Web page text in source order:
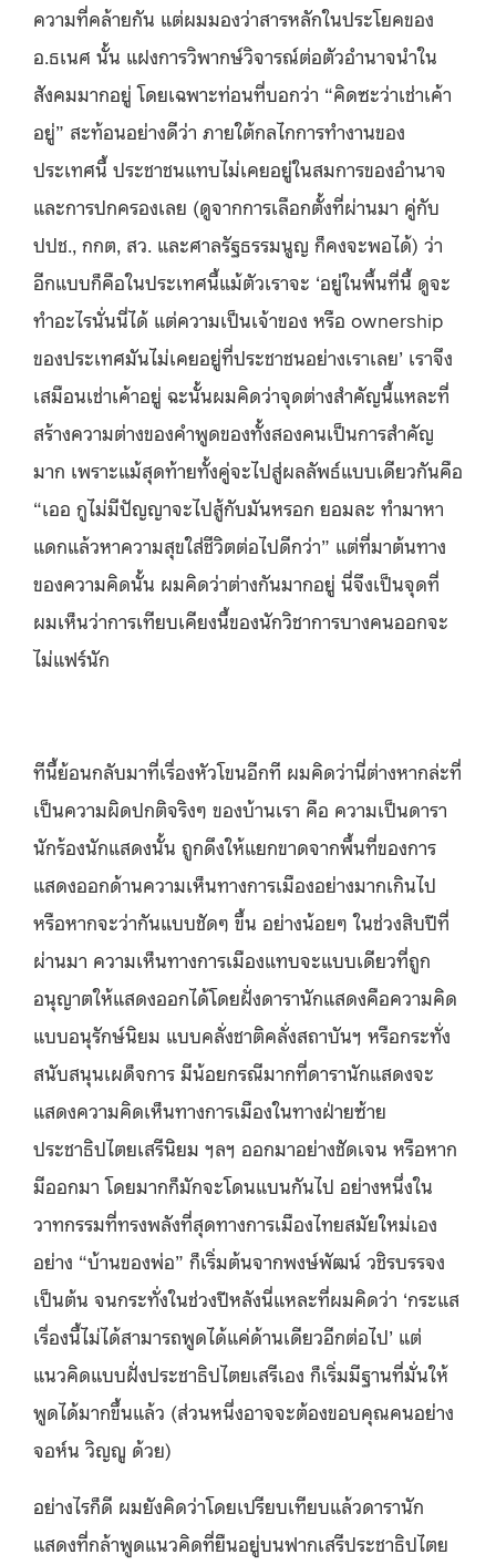
ความที่คล้ายกัน แต่ผมมองว่าสารหลักในประโยคของ
อ.ธเนศ นั้น แฝงการวิพากษ์วิจารณ์ต่อตัวอำนาจนำใน
สังคมมากอยู่ โดยเฉพาะท่อนที่บอกว่า “คิดซะว่าเช่าเค้า
อยู่” สะท้อนอย่างดีว่า ภายใต้กลไกการทำงานของ
ประเทศนี้ ประชาชนแทบไม่เคยอยู่ในสมการของอำนาจ
และการปกครองเลย (ดูจากการเลือกตั้งที่ผ่านมา คู่กับ
ปปช., กกต, สว. และศาลรัฐธรรมนูญ ก็คงจะพอได้) ว่า
อีกแบบก็คือในประเทศนี้แม้ตัวเราจะ ‘อยู่ในพื้นที่นี้ ดูจะ
ทำอะไรนั่นนี่ได้ แต่ความเป็นเจ้าของ หรือ ownership
ของประเทศมันไม่เคยอยู่ที่ประชาชนอย่างเราเลย’ เราจึง
เสมือนเช่าเค้าอยู่ ฉะนั้นผมคิดว่าจุดต่างสำคัญนี้แหละที่
สร้างความต่างของคำพูดของทั้งสองคนเป็นการสำคัญ
มาก เพราะแม้สุดท้ายทั้งคู่จะไปสู่ผลลัพธ์แบบเดียวกันคือ
“เออ กูไม่มีปัญญาจะไปสู้กับมันหรอก ยอมละ ทำมาหา
แดกแล้วหาความสุขใส่ชีวิตต่อไปดีกว่า” แต่ที่มาต้นทาง
ของความคิดนั้น ผมคิดว่าต่างกันมากอยู่ นี่จึงเป็นจุดที่
ผมเห็นว่าการเทียบเคียงนี้ของนักวิชาการบางคนออกจะ
ไม่แฟร์นัก
ทีนี้ย้อนกลับมาที่เรื่องหัวโขนอีกที ผมคิดว่านี่ต่างหากล่ะที่
เป็นความผิดปกติจริงๆ ของบ้านเรา คือ ความเป็นดารา
นักร้องนักแสดงนั้น ถูกดึงให้แยกขาดจากพื้นที่ของการ
แสดงออกด้านความเห็นทางการเมืองอย่างมากเกินไป
หรือหากจะว่ากันแบบชัดๆ ขึ้น อย่างน้อยๆ ในช่วงสิบปีที่
ผ่านมา ความเห็นทางการเมืองแทบจะแบบเดียวที่ถูก
อนุญาตให้แสดงออกได้โดยฝั่งดารานักแสดงคือความคิด
แบบอนุรักษ์นิยม แบบคลั่งชาติคลั่งสถาบันฯ หรือกระทั่ง
สนับสนุนเผด็จการ มีน้อยกรณีมากที่ดารานักแสดงจะ
แสดงความคิดเห็นทางการเมืองในทางฝ่ายซ้าย
ประชาธิปไตยเสรีนิยม ฯลฯ ออกมาอย่างชัดเจน หรือหาก
มีออกมา โดยมากก็มักจะโดนแบนกันไป อย่างหนึ่งใน
วาทกรรมที่ทรงพลังที่สุดทางการเมืองไทยสมัยใหม่เอง
อย่าง “บ้านของพ่อ” ก็เริ่มต้นจากพงษ์พัฒน์ วชิรบรรจง
เป็นต้น จนกระทั่งในช่วงปีหลังนี่แหละที่ผมคิดว่า ‘กระแส
เรื่องนี้ไม่ได้สามารถพูดได้แค่ด้านเดียวอีกต่อไป’ แต่
แนวคิดแบบฝั่งประชาธิปไตยเสรีเอง ก็เริ่มมีฐานที่มั่นให้
พูดได้มากขึ้นแล้ว (ส่วนหนึ่งอาจจะต้องขอบคุณคนอย่าง
จอห์น วิญญู ด้วย)
อย่างไรก็ดี ผมยังคิดว่าโดยเปรียบเทียบแล้วดารานัก
แสดงที่กล้าพูดแนวคิดที่ยืนอยู่บนฟากเสรีประชาธิปไตย